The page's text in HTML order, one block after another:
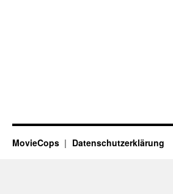
MovieCops Datenschutzerklärung